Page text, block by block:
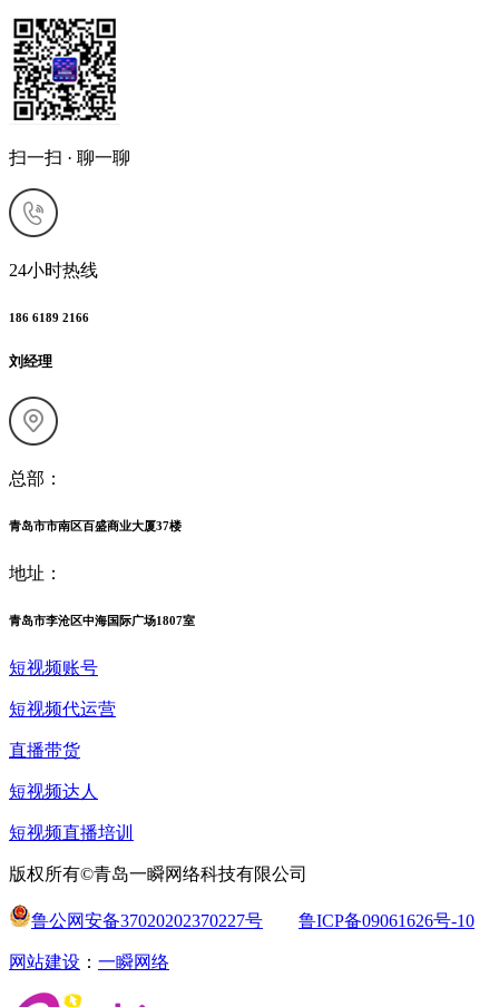
扫一扫 · 聊一聊
24小时热线
186 6189 2166
刘经理
总部：
青岛市市南区百盛商业大厦37楼
地址：
青岛市李沧区中海国际广场1807室
短视频账号
短视频代运营
直播带货
短视频达人
短视频直播培训
版权所有©青岛一瞬网络科技有限公司
鲁公网安备37020202370227号 鲁ICP备09061626号-10
网站建设 ： 一瞬网络